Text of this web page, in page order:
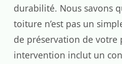
durabilité. Nous savons
toiture n’est pas un
de préservation de votre
intervention inclut un